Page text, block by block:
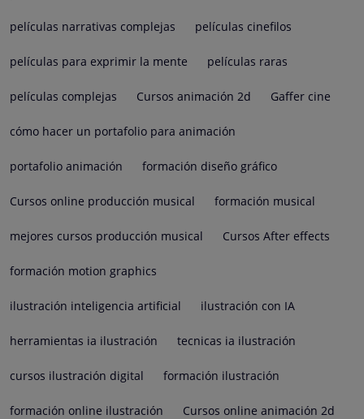
películas narrativas complejas películas cinefilos
películas para exprimir la mente películas raras
películas complejas Cursos animación 2d Gaffer cine
cómo hacer un portafolio para animación
portafolio animación formación diseño gráfico
Cursos online producción musical formación musical
mejores cursos producción musical Cursos After effects
formación motion graphics
ilustración inteligencia artificial ilustración con IA
herramientas ia ilustración tecnicas ia ilustración
cursos ilustración digital formación ilustración
formación online ilustración Cursos online animación 2d